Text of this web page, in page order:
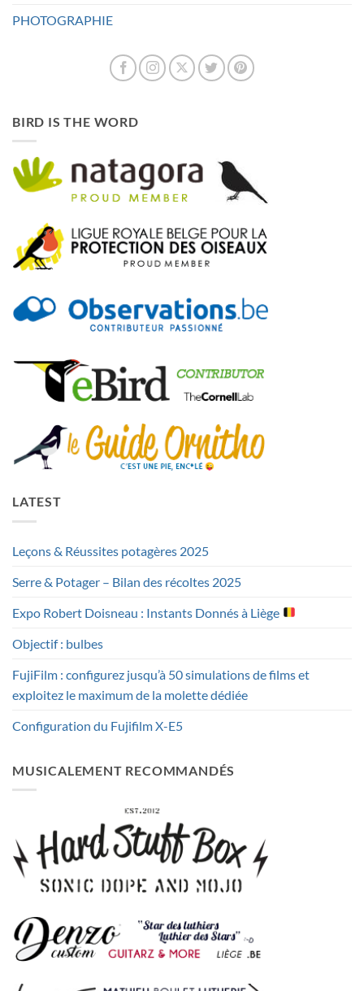
PHOTOGRAPHIE
BIRD IS THE WORD
LATEST
Leçons & Réussites potagères 2025
Serre & Potager – Bilan des récoltes 2025
Expo Robert Doisneau : Instants Donnés à Liège
Objectif : bulbes
FujiFilm : configurez jusqu’à 50 simulations de films et
exploitez le maximum de la molette dédiée
Configuration du Fujifilm X-E5
MUSICALEMENT RECOMMANDÉS